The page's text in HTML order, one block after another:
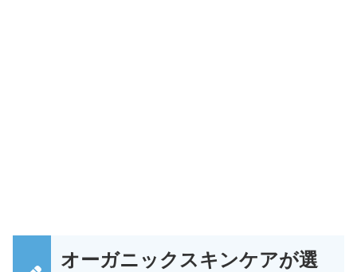
オーガニックスキンケアが選